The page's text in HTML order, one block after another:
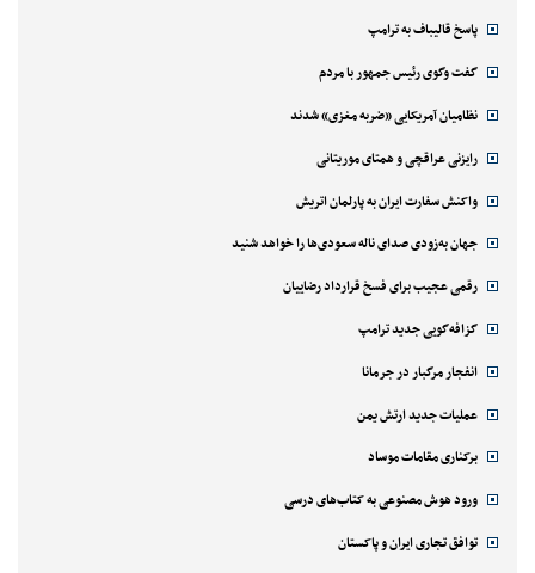
پاسخ قالیباف به ترامپ
گفت وگوی رئیس جمهور با مردم
نظامیان آمریکایی «ضربه مغزی» شدند
رایزنی عراقچی و همتای موریتانی
واکنش سفارت ایران به پارلمان اتریش
جهان به‌زودی صدای ناله سعودی‌ها را خواهد شنید
رقمی عجیب برای فسخ قرارداد رضاییان
گزافه‌گویی جدید ترامپ
انفجار مرگبار در جرمانا
عملیات جدید ارتش یمن
برکناری مقامات موساد
ورود هوش مصنوعی به کتاب‌های درسی
توافق تجاری ایران و پاکستان